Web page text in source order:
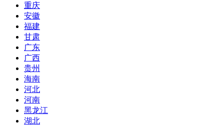
重庆
安徽
福建
甘肃
广东
广西
贵州
海南
河北
河南
黑龙江
湖北